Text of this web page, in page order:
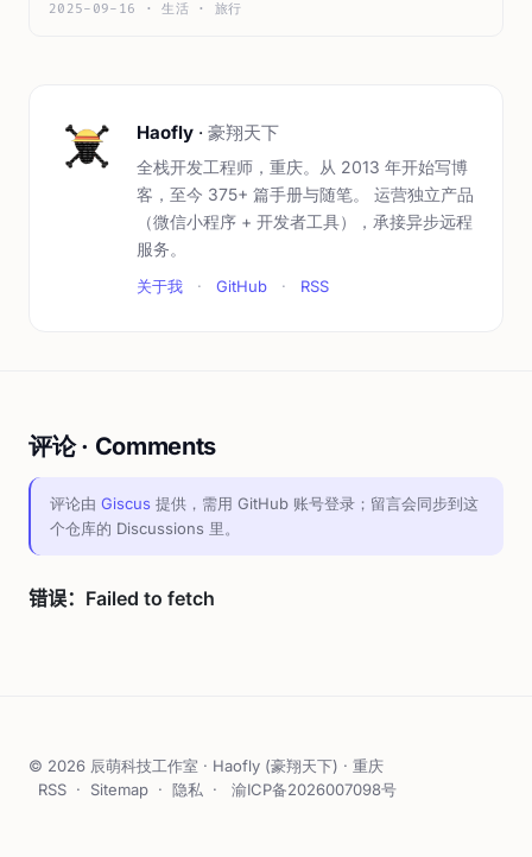
2025-09-16 · 生活 · 旅行
Haofly · 豪翔天下
全栈开发工程师，重庆。从 2013 年开始写博
客，至今 375+ 篇手册与随笔。 运营独立产品
（微信小程序 + 开发者工具），承接异步远程
服务。
关于我 · GitHub · RSS
评论 · Comments
评论由 Giscus 提供，需用 GitHub 账号登录；留言会同步到这
个仓库的 Discussions 里。
© 2026 辰萌科技工作室 · Haofly (豪翔天下) · 重庆
RSS · Sitemap · 隐私 · 渝ICP备2026007098号